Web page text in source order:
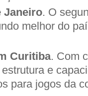
Janeiro. O
melhor do
Curitiba. Com
e
para jogos da